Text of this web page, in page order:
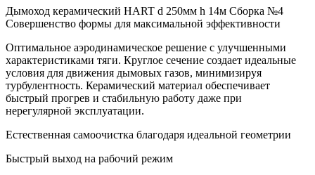
Дымоход керамический HART d 250мм h 14м Сборка №4
Совершенство формы для максимальной эффективности
Оптимальное аэродинамическое решение с улучшенными
характеристиками тяги. Круглое сечение создает идеальные
условия для движения дымовых газов, минимизируя
турбулентность. Керамический материал обеспечивает
быстрый прогрев и стабильную работу даже при
нерегулярной эксплуатации.
Естественная самоочистка благодаря идеальной геометрии
Быстрый выход на рабочий режим